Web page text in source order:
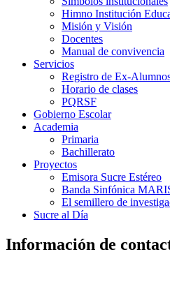
Himno Institución
Misión y Visión
Docentes
Manual de convivencia
Servicios
Registro de Ex-
Horario de clases
PQRSF
Gobierno Escolar
Academia
Primaria
Bachillerato
Proyectos
Emisora Sucre Estéreo
Banda Sinfónica
El semillero de
Sucre al Día
Información de